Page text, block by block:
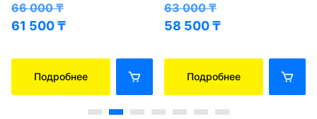
66 000₸
61 500₸
Подробнее
63 000₸
58 500₸
Подробнее